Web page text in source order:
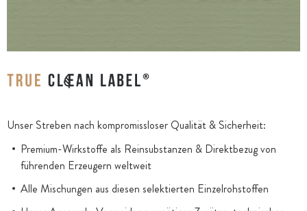
Unser Streben nach kompromissloser Qualität & Sicherheit:
Premium-Wirkstoffe als Reinsubstanzen & Direktbezug von
führenden Erzeugern weltweit
Alle Mischungen aus diesen selektierten Einzelrohstoffen